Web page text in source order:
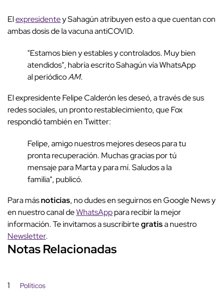
Elexpresidentey Sahagún atribuyen esto a que cuentan con
ambas dosis de la vacuna antiCOVID.
"Estamos bien y estables y controlados. Muy bien
atendidos", habría escrito Sahagún vía WhatsApp
al periódicoAM.
El expresidente Felipe Calderón les deseó, a través de sus
redes sociales, un pronto restablecimiento, que Fox
respondió también en Twitter:
Felipe, amigo nuestros mejores deseos para tu
pronta recuperación. Muchas gracias por tú
mensaje para Marta y para mí. Saludos a la
familia", publicó.
Para másnoticias, no dudes en seguirnos en Google News y
en nuestro canal deWhatsApppara recibir la mejor
información. Te invitamos a suscribirtegratisa nuestro
Newsletter.
Notas Relacionadas
1 Políticos